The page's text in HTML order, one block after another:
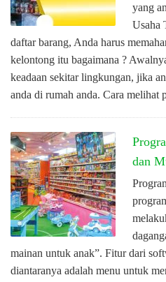
yang
Usaha
daftar barang, Anda harus
kelontong itu bagaimana ?
keadaan sekitar lingkungan, jika
anda di rumah anda. Cara
dan
mainan untuk anak”. Fitur dari
diantaranya adalah menu untuk